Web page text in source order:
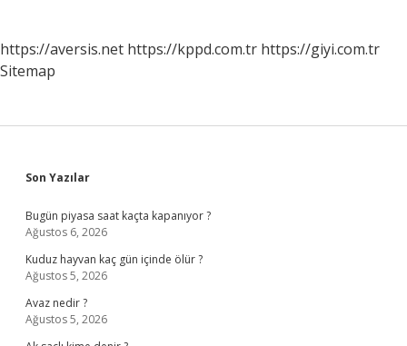
https://aversis.net https://kppd.com.tr https://giyi.com.tr
Sitemap
Sidebar
Son Yazılar
Bugün piyasa saat kaçta kapanıyor ?
Ağustos 6, 2026
Kuduz hayvan kaç gün içinde ölür ?
Ağustos 5, 2026
Avaz nedir ?
Ağustos 5, 2026